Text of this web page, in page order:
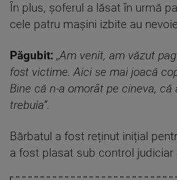
În plus, șoferul a lăsat în urmă
cele patru mașini izbite au
Păgubit: „Am venit, am văzut
fost victime. Aici se mai joacă
Bine că n-a omorât pe cineva, că
trebuia”.
Bărbatul a fost reținut inițial
a fost plasat sub control judiciar